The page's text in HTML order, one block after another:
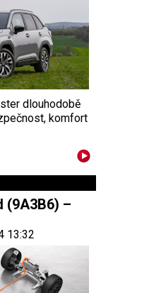
dlouhodobě
komfort
(9A3B6) –
13:32